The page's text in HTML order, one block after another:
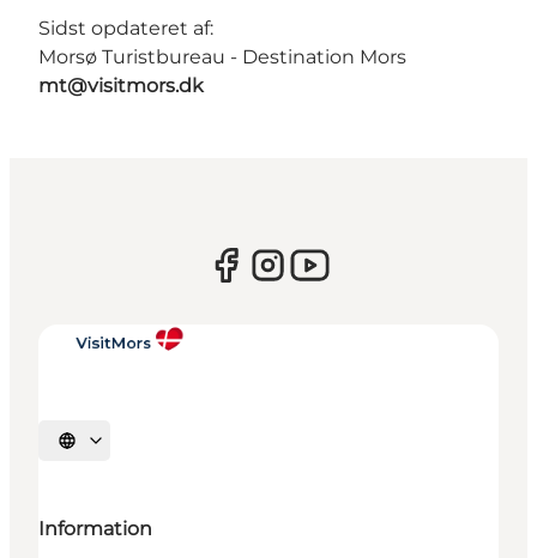
Sidst opdateret af:
Morsø Turistbureau - Destination Mors
mt@visitmors.dk
Vælg sprog
Information